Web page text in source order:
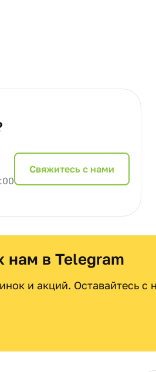
Cвяжитесь с нами
нам в Telegram
и акций. Оставайтесь